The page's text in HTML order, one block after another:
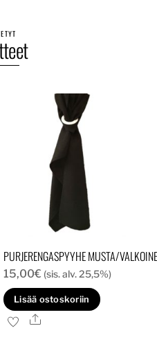
PURJERENGASPYYHE MUSTA/
15,00€ (sis. alv. 25,5%)
Lisää ostoskoriin
Ale